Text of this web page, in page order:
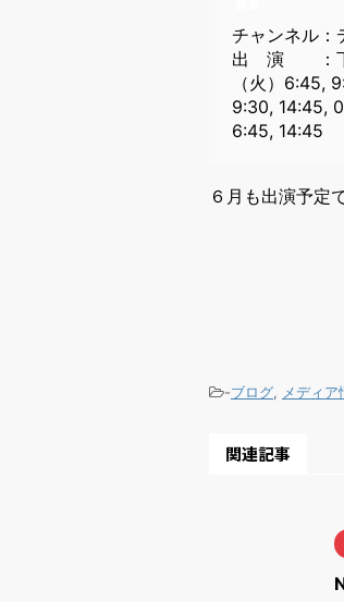
チャンネル
出 演 ：下
（火）
9:30, 14:45,
6:45, 14:45
６月も出演予定
-ブログ, メディア
関連記事